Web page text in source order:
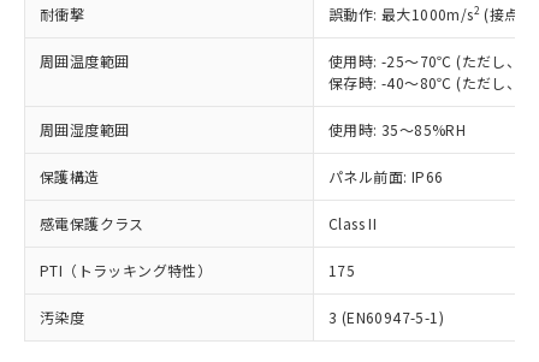
耐衝撃 誤動作: 最大1000m/s2 (接点
周囲温度範囲
使用時: -25～70℃ (ただし、氷
保存時: -40～80℃ (ただし、氷
周囲湿度範囲 使用時: 35～85%RH
保護構造 パネル前面: IP66
感電保護クラス Class II
PTI（トラッキング特性） 175
汚染度 3 (EN60947-5-1)
正式な納期状況および標準価格はお客
様のお取引先、またはお客様担当のオ
ムロン制御機器販売店・当社販売員に
オムロン制御機器販売店や当社販売拠
販売ネットワーク
」をご確認
在庫状況および標準価格結果を当社の
事前の承諾なく第三者に漏洩または開
示しないようお願いします。
マイパーツ機能（部品リスト作成サー
ビス）をご利用いただくには、I-Web
類(PBB) 1000ppm以下、ポリ臭化ジフェニルエーテル類
ルベンジル（BBP） 1000ppm以下、フタル酸ジブチル
（DBP） 1000ppm以下、フタル酸ジイソブチル
但し、RoHS指令で産業用監視および制御機器に対する
適用除外項目は除く。
フタル酸エステル類の４物質については閾値を超える意
図的な使用がないことを確認しています。
部品在庫の切り替え状況などにより、予定
月が前後することがあります。
Cr(Ⅵ)(六価クロム) : 1000ppm、 PBBs(ポリ臭化ビフェ
ニル類) : 1000ppm、 PBDEs(ポリ臭化ジフェニルエーテ
ル類) : 1000ppm、
DBP(フタル酸ジブチル) : 1000ppm、 DIBP(フタル酸ジ
イソブチル) : 1000ppm、 BBP(フタル酸ブチルベンジ
DEHP(フタル酸ビス(2-エチルヘキシル)) : 1000ppm
「ｅ」：有害物質（10物質）のすべてが基
準値以下であることを示します。
「10」：通常の使用状況下において有害物
質が外部に漏えいし、環境に深刻な影響を
及ぼさない年数を意味します。
当社は規制貨物を破棄する場合は、完
全に破砕するなど、違法に輸出されな
いよう必要な手段を講じます。
当社は貴社製品を、核兵器、ミサイ
ル、化学兵器、生物兵器またはその他
武器並びにこれらの製造装置等に一切
当社は、貴社製品を第三者に販売する
場合は、上記1、2および3の内容を当
該第三者に通知します。また当社は、
販売先および販売に係わる関係者が違
法に輸出するおそれがある場合は、取
り引きをいたしません。
一定数以上の在庫あり
一定数には満たないが在庫あり
在庫なし(最新の在庫状況につ
いては、お客様のお取引先、ま
たはお客様担当のオムロン制御
機器販売店・当社販売員にご確
受注生産機種、また在庫状況の
情報を公開していない機種